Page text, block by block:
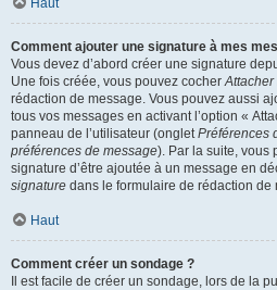
Haut
Comment ajouter une signature à mes
Vous devez d’abord créer une signature
Une fois créée, vous pouvez cocher
rédaction de message. Vous pouvez aussi
tous vos messages en activant l’option «
panneau de l’utilisateur (ongletPréférences
préférences de message). Par la suite, vous
signature d’être ajoutée à un message en
signature dans le formulaire de rédaction de
Haut
Comment créer un sondage ?
Il est facile de créer un sondage, lors de la